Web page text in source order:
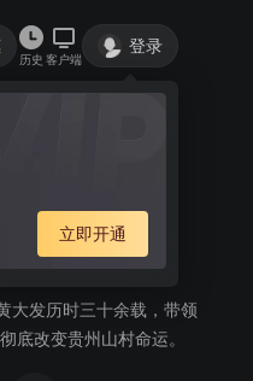
历史 客户端
登录
立即开通
大发历时三十余载，带领
底改变贵州山村命运。